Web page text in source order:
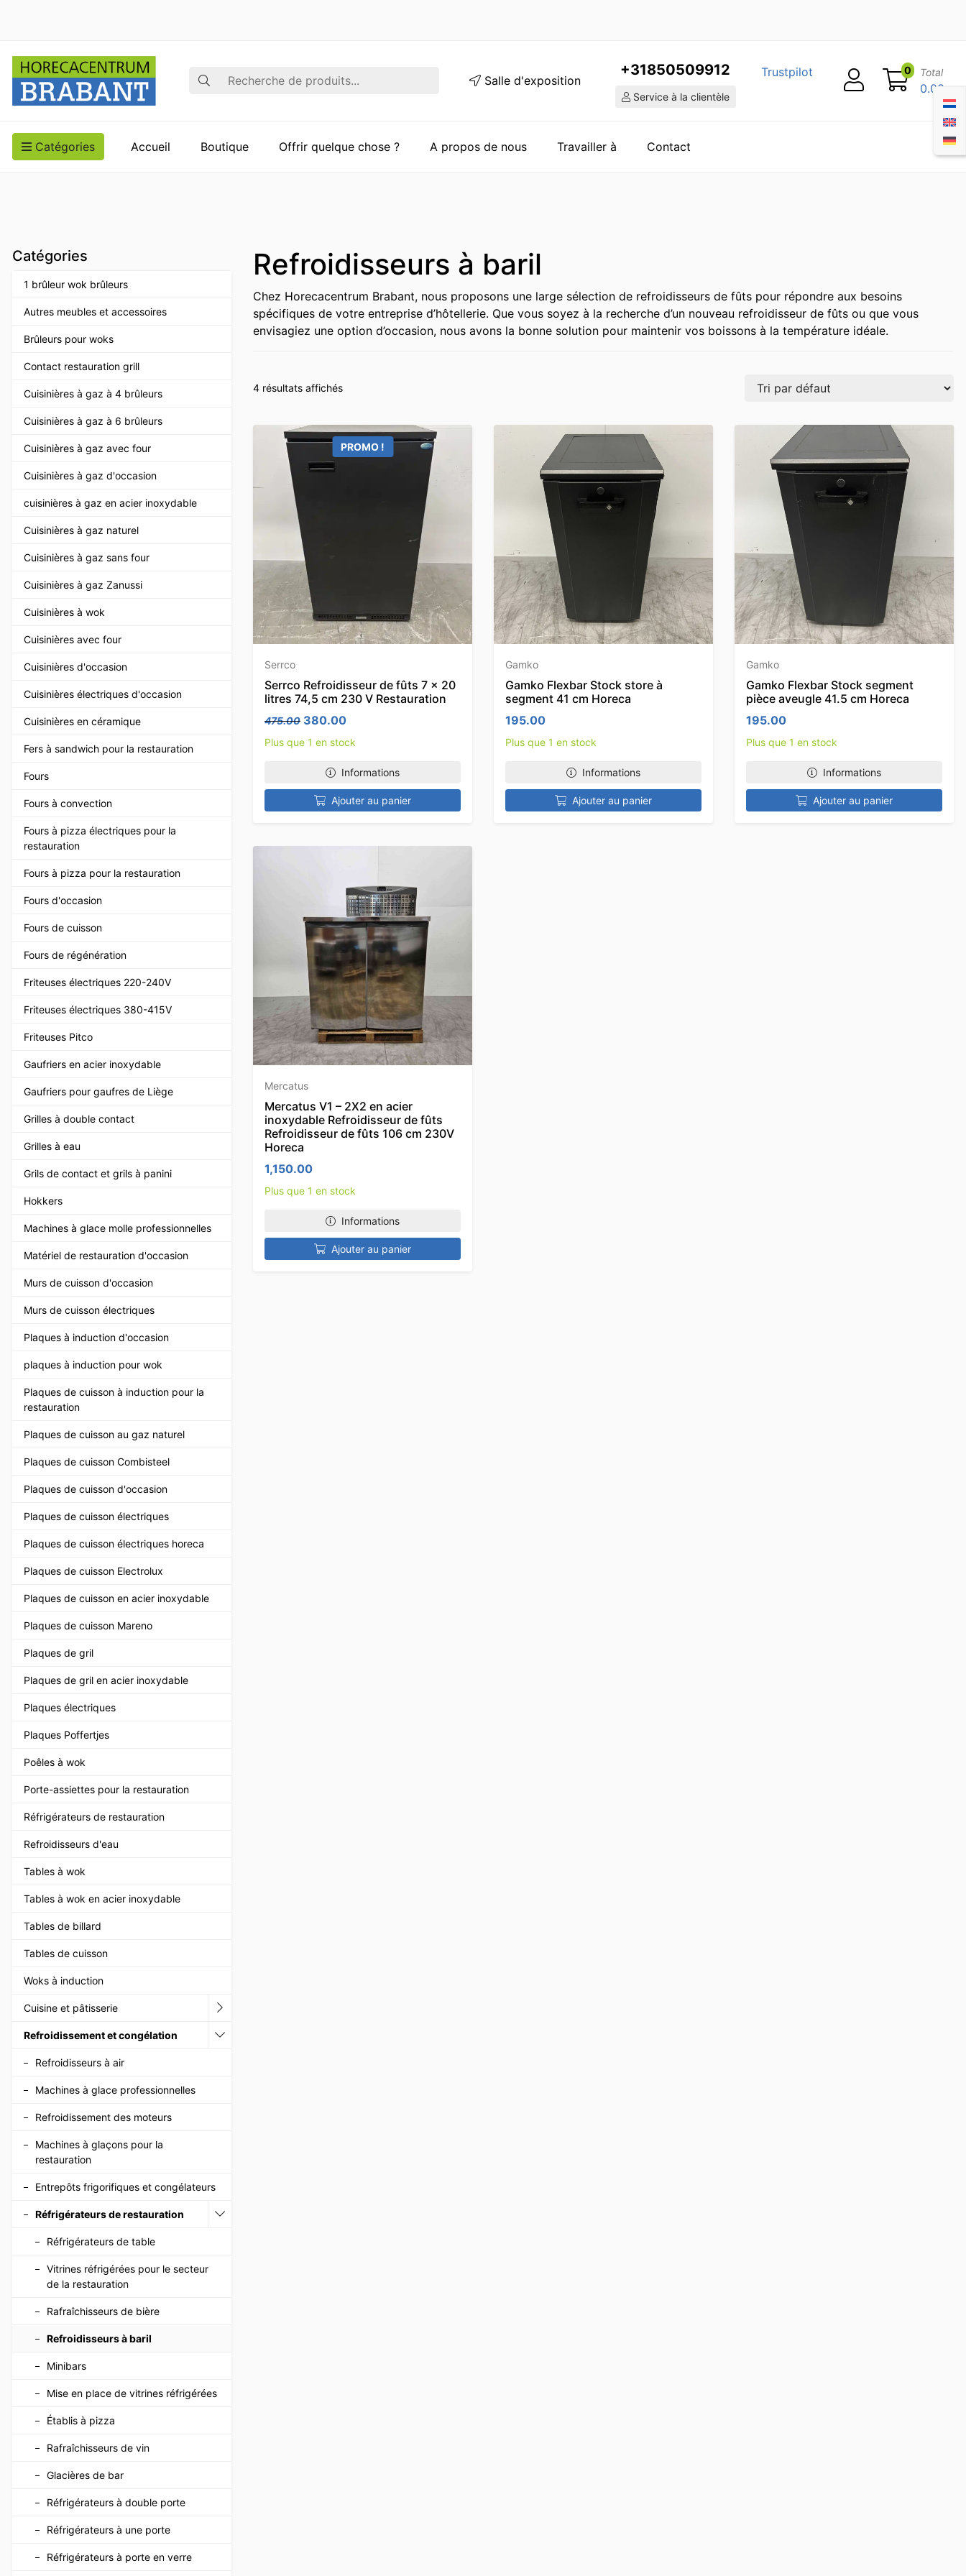
Recherche Salle d'exposition
+31850509912
Service à la clientèle
Trustpilot 0 Total
0.00
Catégories Accueil Boutique Offrir quelque chose ? A propos de nous Travailler à Contact
Catégories
1 brûleur wok brûleurs
Autres meubles et accessoires
Brûleurs pour woks
Contact restauration grill
Cuisinières à gaz à 4 brûleurs
Cuisinières à gaz à 6 brûleurs
Cuisinières à gaz avec four
Cuisinières à gaz d'occasion
cuisinières à gaz en acier inoxydable
Cuisinières à gaz naturel
Cuisinières à gaz sans four
Cuisinières à gaz Zanussi
Cuisinières à wok
Cuisinières avec four
Cuisinières d'occasion
Cuisinières électriques d'occasion
Cuisinières en céramique
Fers à sandwich pour la restauration
Fours
Fours à convection
Fours à pizza électriques pour la
restauration
Fours à pizza pour la restauration
Fours d'occasion
Fours de cuisson
Fours de régénération
Friteuses électriques 220-240V
Friteuses électriques 380-415V
Friteuses Pitco
Gaufriers en acier inoxydable
Gaufriers pour gaufres de Liège
Grilles à double contact
Grilles à eau
Grils de contact et grils à panini
Hokkers
Machines à glace molle professionnelles
Matériel de restauration d'occasion
Murs de cuisson d'occasion
Murs de cuisson électriques
Plaques à induction d'occasion
plaques à induction pour wok
Plaques de cuisson à induction pour la
restauration
Plaques de cuisson au gaz naturel
Plaques de cuisson Combisteel
Plaques de cuisson d'occasion
Plaques de cuisson électriques
Plaques de cuisson électriques horeca
Plaques de cuisson Electrolux
Plaques de cuisson en acier inoxydable
Plaques de cuisson Mareno
Plaques de gril
Plaques de gril en acier inoxydable
Plaques électriques
Plaques Poffertjes
Poêles à wok
Porte-assiettes pour la restauration
Réfrigérateurs de restauration
Refroidisseurs d'eau
Tables à wok
Tables à wok en acier inoxydable
Tables de billard
Tables de cuisson
Woks à induction
Cuisine et pâtisserie
Refroidissement et congélation
Refroidisseurs à air
Machines à glace professionnelles
Refroidissement des moteurs
Machines à glaçons pour la
restauration
Entrepôts frigorifiques et congélateurs
Réfrigérateurs de restauration
Réfrigérateurs de table
Vitrines réfrigérées pour le secteur
de la restauration
Rafraîchisseurs de bière
Refroidisseurs à baril
Minibars
Mise en place de vitrines réfrigérées
Établis à pizza
Rafraîchisseurs de vin
Glacières de bar
Réfrigérateurs à double porte
Réfrigérateurs à une porte
Réfrigérateurs à porte en verre
Refroidisseurs à baril
Chez Horecacentrum Brabant, nous proposons une large sélection de refroidisseurs de fûts pour répondre aux besoins
spécifiques de votre entreprise d’hôtellerie. Que vous soyez à la recherche d’un nouveau refroidisseur de fûts ou que vous
envisagiez une option d’occasion, nous avons la bonne solution pour maintenir vos boissons à la température idéale.
4 résultats affichés
PROMO !
Serrco
Serrco Refroidisseur de fûts 7 x 20
litres 74,5 cm 230 V Restauration
475.00 Le prix initial était : 475.00.
380.00Le prix actuel est : 380.00.
Plus que 1 en stock
Informations
Ajouter au panier
Gamko
Gamko Flexbar Stock store à
segment 41 cm Horeca
195.00
Plus que 1 en stock
Informations
Ajouter au panier
Gamko
Gamko Flexbar Stock segment
pièce aveugle 41.5 cm Horeca
195.00
Plus que 1 en stock
Informations
Ajouter au panier
Mercatus
Mercatus V1 – 2X2 en acier
inoxydable Refroidisseur de fûts
Refroidisseur de fûts 106 cm 230V
Horeca
1,150.00
Plus que 1 en stock
Informations
Ajouter au panier